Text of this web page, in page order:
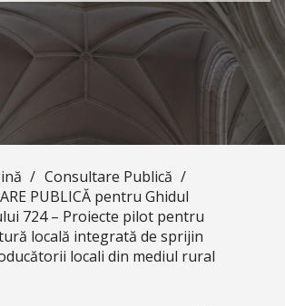
/ Consultare Publică /
PUBLICĂ pentru Ghidul
724 – Proiecte pilot pentru
locală integrată de sprijin
locali din mediul rural